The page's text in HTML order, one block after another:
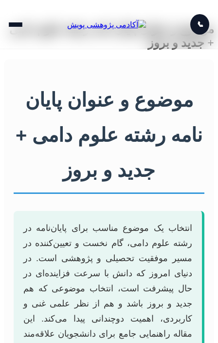
📞
موضوع و عنوان پایان نامه رشته علوم دامی
+ جدید و بروز
موضوع و عنوان پایان
نامه رشته علوم دامی +
جدید و بروز
انتخاب یک موضوع مناسب برای پایان‌نامه در
رشته علوم دامی، گام نخست و تعیین‌کننده در
مسیر موفقیت تحصیلی و پژوهشی است. در
دنیای امروز که دانش با سرعت فزاینده‌ای در
حال پیشرفت است، انتخاب موضوعی که هم
جدید و بروز باشد و هم از نظر علمی غنی و
کاربردی، اهمیت دوچندانی پیدا می‌کند. این
مقاله راهنمایی جامع برای دانشجویان علاقه‌مند